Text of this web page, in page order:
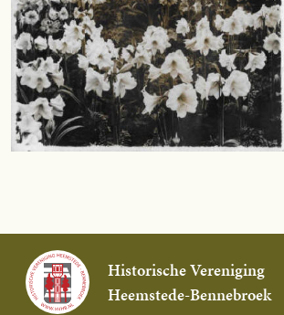
Historische Vereniging
Heemstede-Bennebroek